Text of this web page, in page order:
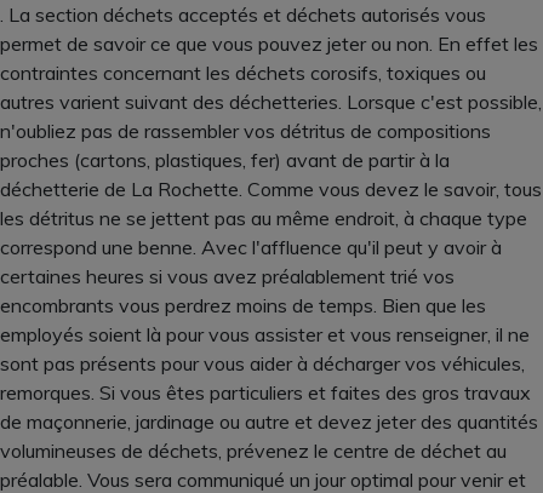
. La section déchets acceptés et déchets autorisés vous
permet de savoir ce que vous pouvez jeter ou non. En effet les
contraintes concernant les déchets corosifs, toxiques ou
autres varient suivant des déchetteries. Lorsque c'est possible,
n'oubliez pas de rassembler vos détritus de compositions
proches (cartons, plastiques, fer) avant de partir à la
déchetterie de La Rochette. Comme vous devez le savoir, tous
les détritus ne se jettent pas au même endroit, à chaque type
correspond une benne. Avec l'affluence qu'il peut y avoir à
certaines heures si vous avez préalablement trié vos
encombrants vous perdrez moins de temps. Bien que les
employés soient là pour vous assister et vous renseigner, il ne
sont pas présents pour vous aider à décharger vos véhicules,
remorques. Si vous êtes particuliers et faites des gros travaux
de maçonnerie, jardinage ou autre et devez jeter des quantités
volumineuses de déchets, prévenez le centre de déchet au
préalable. Vous sera communiqué un jour optimal pour venir et